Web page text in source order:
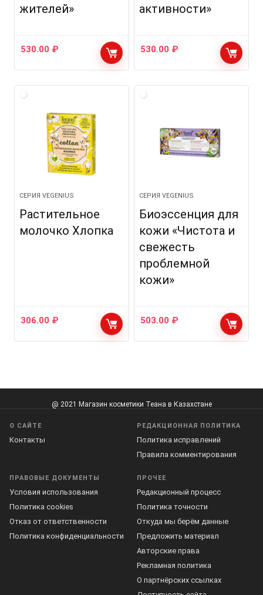
жителей»
530.00 ₽
активности»
530.00 ₽
СЕРИЯ VEGENIUS
Растительное
молочко Хлопка
306.00 ₽
СЕРИЯ VEGENIUS
Биоэссенция для
кожи «Чистота и
свежесть
проблемной
кожи»
503.00 ₽
@ 2021 Магазин косметики Теана в Казахстане
О САЙТЕ
Контакты
РЕДАКЦИОННАЯ ПОЛИТИКА
Политика исправлений
Правила комментирования
ПРАВОВЫЕ ДОКУМЕНТЫ
Условия использования
Политика cookies
Отказ от ответственности
Политика конфиденциальности
ПРОЧЕЕ
Редакционный процесс
Политика точности
Откуда мы берём данные
Предложить материал
Авторские права
Рекламная политика
О партнёрских ссылках